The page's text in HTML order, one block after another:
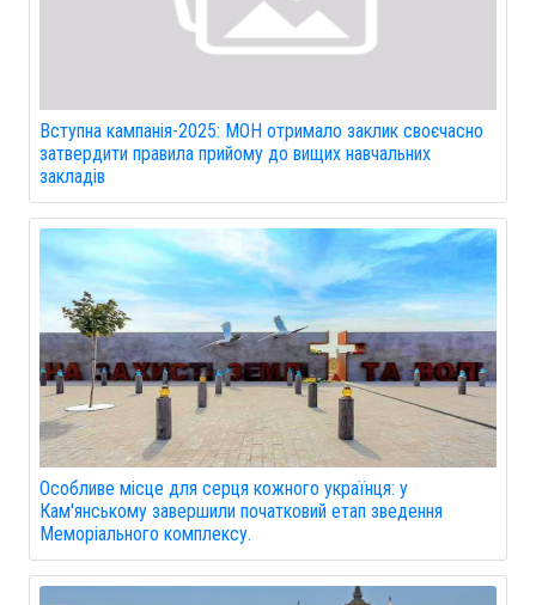
Вступна кампанія-2025: МОН отримало заклик своєчасно
затвердити правила прийому до вищих навчальних
закладів
Особливе місце для серця кожного українця: у
Кам'янському завершили початковий етап зведення
Меморіального комплексу.